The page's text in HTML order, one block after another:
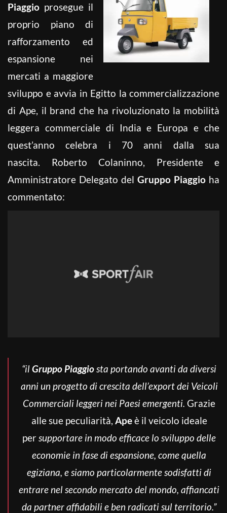
Piaggio prosegue il
proprio piano di
rafforzamento ed
espansione nei
mercati a maggiore
sviluppo e avvia in Egitto la commercializzazione
di Ape, il brand che ha rivoluzionato la mobilità
leggera commerciale di India e Europa e che
quest’anno celebra i 70 anni dalla sua
nascita. Roberto Colaninno, Presidente e
Amministratore Delegato del Gruppo Piaggio ha
commentato:
“ilGruppo Piaggiosta portando avanti da diversi
anni un progetto di crescita dell’export dei Veicoli
Commerciali leggeri nei Paesi emergenti. Grazie
alle sue peculiarità, Apeè il veicolo ideale
persupportare in modo efficace lo sviluppo delle
economie in fase di espansione, come quella
egiziana, e siamo particolarmente sodisfatti di
entrare nel secondo mercato del mondo, affiancati
da partner affidabili e ben radicati sul territorio.”